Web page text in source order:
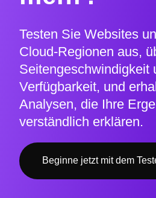
Testen Sie Websites
Cloud-Regionen aus,
Seitengeschwindigkeit
Verfügbarkeit, und
Analysen, die Ihre
verständlich erklären.
Beginne jetzt mit dem